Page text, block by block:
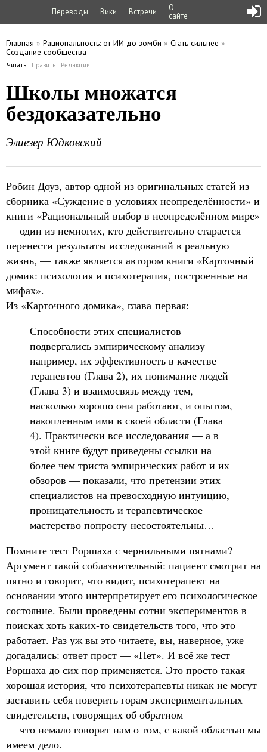
Переводы Вики Встречи
О
сайте
Вы здесь
Главная » Рациональность: от ИИ до зомби » Стать сильнее »
Создание сообщества
Читать (активная вкладка)
Править Редакции
Школы множатся
бездоказательно
Элиезер Юдковский
Робин Доуз, автор одной из оригинальных статей из
сборника «Суждение в условиях неопределённости» и
книги «Рациональный выбор в неопределённом мире»
— один из немногих, кто действительно старается
перенести результаты исследований в реальную
жизнь, — также является автором книги «Карточный
домик: психология и психотерапия, построенные на
мифах».
Из «Карточного домика», глава первая:
Способности этих специалистов
подвергались эмпирическому анализу —
например, их эффективность в качестве
терапевтов (Глава 2), их понимание людей
(Глава 3) и взаимосвязь между тем,
насколько хорошо они работают, и опытом,
накопленным ими в своей области (Глава
4). Практически все исследования — а в
этой книге будут приведены ссылки на
более чем триста эмпирических работ и их
обзоров — показали, что претензии этих
специалистов на превосходную интуицию,
проницательность и терапевтическое
мастерство попросту несостоятельны…
Помните тест Роршаха с чернильными пятнами?
Аргумент такой соблазнительный: пациент смотрит на
пятно и говорит, что видит, психотерапевт на
основании этого интерпретирует его психологическое
состояние. Были проведены сотни экспериментов в
поисках хоть каких-то свидетельств того, что это
работает. Раз уж вы это читаете, вы, наверное, уже
догадались: ответ прост — «Нет». И всё же тест
Роршаха до сих пор применяется. Это просто такая
хорошая история, что психотерапевты никак не могут
заставить себя поверить горам экспериментальных
свидетельств, говорящих об обратном —
— что немало говорит нам о том, с какой областью мы
имеем дело.